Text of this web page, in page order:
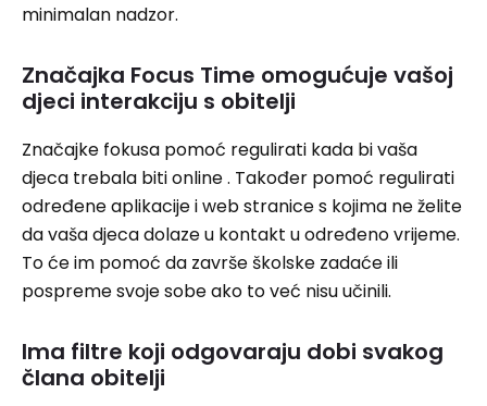
minimalan nadzor.
Značajka Focus Time omogućuje vašoj
djeci interakciju s obitelji
Značajke fokusa pomoć regulirati kada bi vaša
djeca trebala biti online . Također pomoć regulirati
određene aplikacije i web stranice s kojima ne želite
da vaša djeca dolaze u kontakt u određeno vrijeme.
To će im pomoć da završe školske zadaće ili
pospreme svoje sobe ako to već nisu učinili.
Ima filtre koji odgovaraju dobi svakog
člana obitelji